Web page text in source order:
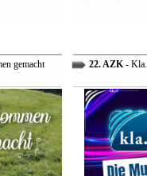
gemacht 22. AZK-